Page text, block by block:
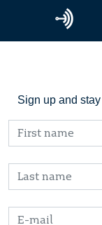
Sign up and